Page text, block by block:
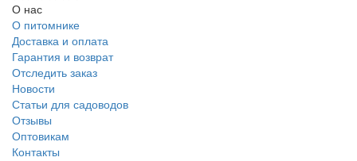
О нас
О питомнике
Доставка и оплата
Гарантия и возврат
Отследить заказ
Новости
Статьи для садоводов
Отзывы
Оптовикам
Контакты